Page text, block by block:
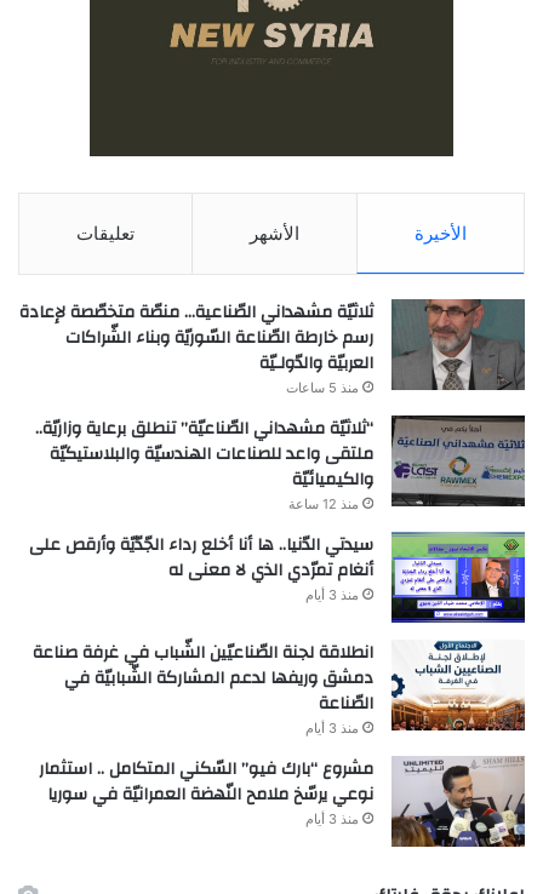
الأخيرة الأشهر تعليقات
ثلاثيّة مشهداني الصّناعية… منصّة متخصّصة لإعادة
رسم خارطة الصّناعة السّوريّة وبناء الشّراكات
العربيّة والدّولـيّة
منذ 5 ساعات
“ثلاثيّة مشهداني الصّناعيّة” تنطلق برعاية وزاريّة..
ملتقى واعد للصناعات الهندسيّة والبلاستيكيّة
والكيميائيّة
منذ 12 ساعة
سيدتي الدّنيا.. ها أنا أخلع رداء الجّدّيّة وأرقص على
أنغام تمرّدي الذي لا معنى له
منذ 3 أيام
انطلاقة لجنة الصّناعيّين الشّباب في غرفة صناعة
دمشق وريفها لدعم المشاركة الشّبابيّة في
الصّناعة
منذ 3 أيام
مشروع “بارك فيو” السّكني المتكامل .. استثمار
نوعي يرسّخ ملامح النّهضة العمرانيّة في سوريا
منذ 3 أيام